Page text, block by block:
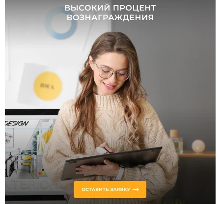
Количество
плафонов и
абажуров,
шт
от
до